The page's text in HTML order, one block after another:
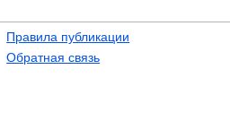
Правила публикации
Обратная связь